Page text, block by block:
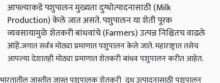
आपल्याकडे पशुपालन मुख्यता दुग्धोत्पादनासाठी (Milk
Production) केले जात असते. पशुपालन या शेती पूरक
व्यवसायामुळे शेतकरी बांधवांचे (Farmers) उत्पन्न निश्चितच वाढले
आहे.जगात सर्वत्र मोठ्या प्रमाणात पशुपालन केले जाते. महाराष्ट्रात तसेच
आपल्या देशातही मोठ्या प्रमाणात शेतकरी बांधव पशुपालन करीत आहेत.